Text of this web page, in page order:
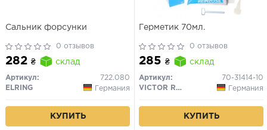
Сальник форсунки
0 отзывов
282 ₴ склад
Артикул:
722.080
ELRING
Германия
КУПИТЬ
Герметик 70мл.
0 отзывов
285 ₴ склад
Артикул:
70-31414-10
VICTOR REINZ
Германия
КУПИТЬ